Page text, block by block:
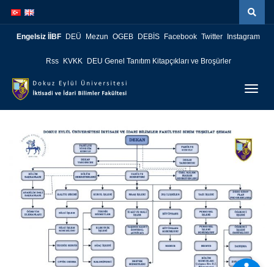
atla
atla
Engelsiz İİBF DEÜ Mezun OGEB DEBİS Facebook Twitter Instagram
Rss KVKK DEU Genel Tanıtım Kitapçıkları ve Broşürler